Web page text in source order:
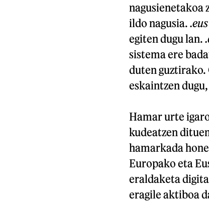
nagusienetakoa
ildo nagusia. .eus
egiten dugu lan.
sistema ere
duten guztirako.
eskaintzen
Hamar urte
kudeatzen
hamarkada
Europako eta
eraldaketa
eragile aktiboa